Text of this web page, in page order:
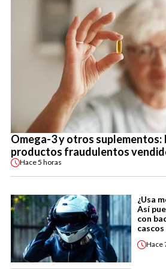
Omega-3 y otros suplementos:
productos fraudulentos
Hace5 horas
¿Usa
Así
con
cascos
Hace